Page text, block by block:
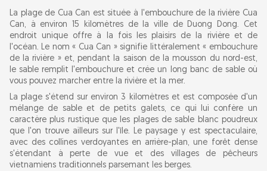
La plage de Cua Can est située à l'embouchure de la rivière Cua
Can, à environ 15 kilomètres de la ville de Duong Dong. Cet
endroit unique offre à la fois les plaisirs de la rivière et de
l'océan. Le nom « Cua Can » signifie littéralement « embouchure
de la rivière » et, pendant la saison de la mousson du nord-est,
le sable remplit l'embouchure et crée un long banc de sable où
vous pouvez marcher entre la rivière et la mer.
La plage s'étend sur environ 3 kilomètres et est composée d'un
mélange de sable et de petits galets, ce qui lui confère un
caractère plus rustique que les plages de sable blanc poudreux
que l'on trouve ailleurs sur l'île. Le paysage y est spectaculaire,
avec des collines verdoyantes en arrière-plan, une forêt dense
s'étendant à perte de vue et des villages de pêcheurs
vietnamiens traditionnels parsemant les berges.